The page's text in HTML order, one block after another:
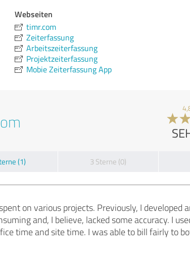
Webseiten
timr.com
Zeiterfassung
Arbeitszeiterfassung
Projektzeiterfassung
Mobie Zeiterfassung App
(1) 3 Sterne (0)
on various projects. Previously, I developed
and, I believe, lacked some accuracy. I
time and site time. I was able to bill fairly to